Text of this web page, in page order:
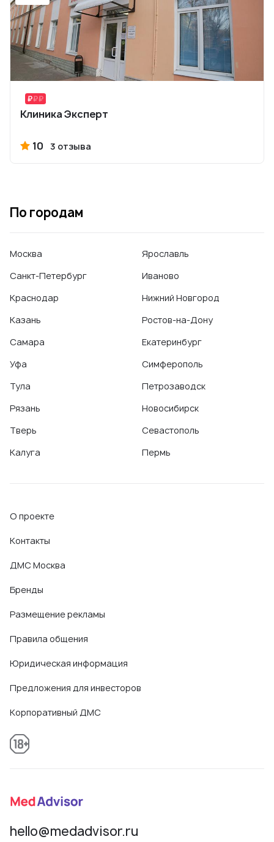
Клиника Эксперт
10 3 отзыва
По городам
Москва
Санкт-Петербург
Краснодар
Казань
Самара
Уфа
Тула
Рязань
Тверь
Калуга
Ярославль
Иваново
Нижний Новгород
Ростов-на-Дону
Екатеринбург
Симферополь
Петрозаводск
Новосибирск
Севастополь
Пермь
О проекте
Контакты
ДМС Москва
Бренды
Размещение рекламы
Правила общения
Юридическая информация
Предложения для инвесторов
Корпоративный ДМС
hello@medadvisor.ru